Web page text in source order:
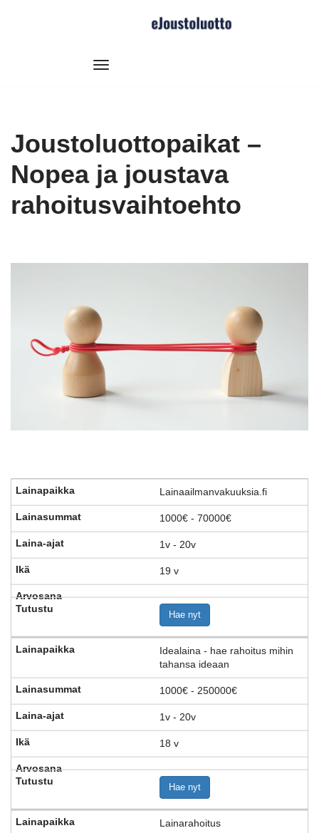
Joustoluottopaikat –
Nopea ja joustava
rahoitusvaihtoehto
Lainaailmanvakuuksia.fi
1000€ - 70000€
1v - 20v
19 v
Hae nyt
Idealaina - hae rahoitus mihin
tahansa ideaan
1000€ - 250000€
1v - 20v
18 v
Hae nyt
Lainarahoitus